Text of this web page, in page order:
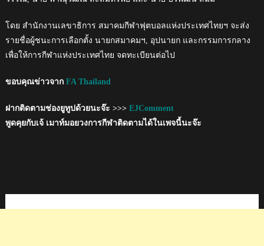
โดย​ สำนักงานเลขาธิการ สมาคมกีฬาฟุตบอลแห่งประเทศไทยฯ จะส่ง
รายชื่อผู้ชนะการเลือกตั้ง นายกสมาคมฯ, อุปนายก​ และกรรมการกลาง​
เพื่อให้การกีฬาแห่งประเทศไทย จดทะเบียนต่อไป
ขอบคุณข่าวจาก FA Thailand
ฝากติดตามช่องยูทูปด้วยนะจ๊ะ >>> EJComment
พูดคุยกับเจ้ เมาท์มอยวงการกีฬาติดตามได้ในเพจนี้นะจ๊ะ